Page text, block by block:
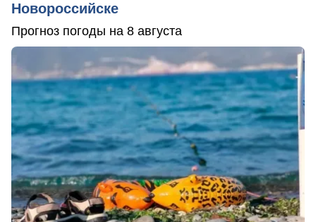
Новороссийске
Прогноз погоды на 8 августа